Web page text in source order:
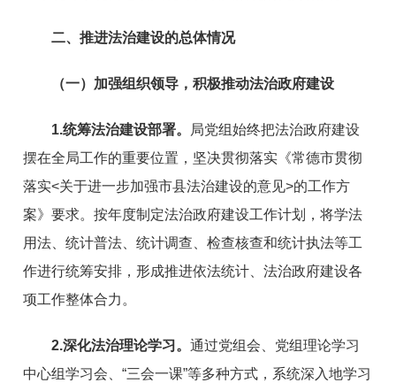
二、推进法治建设的总体情况
（一）加强组织领导，积极推动法治政府建设
1.统筹法治建设部署。
局党组始终把法治政府建设
摆在全局工作的重要位置，坚决贯彻落实《常德市贯彻
落实<关于进一步加强市县法治建设的意见>的工作方
案》要求。按年度制定法治政府建设工作计划，将学法
用法、统计普法、统计调查、检查核查和统计执法等工
作进行统筹安排，形成推进依法统计、法治政府建设各
项工作整体合力。
2.深化法治理论学习。通过党组会、党组理论学习
中心组学习会、“三会一课”等多种方式，系统深入地学习